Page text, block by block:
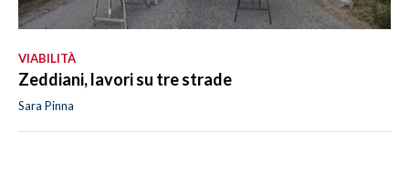
VIABILITÀ
Zeddiani, lavori su tre strade
Sara Pinna